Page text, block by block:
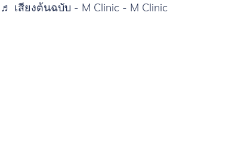
♬ เสียงต้นฉบับ - M Clinic - M Clinic